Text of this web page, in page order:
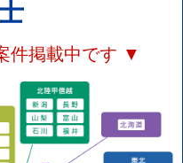
件掲載中です ▼